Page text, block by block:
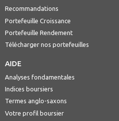
Recommandations
Portefeuille Croissance
Portefeuille Rendement
Télécharger nos portefeuilles
AIDE
Analyses fondamentales
Indices boursiers
Termes anglo-saxons
Votre profil boursier